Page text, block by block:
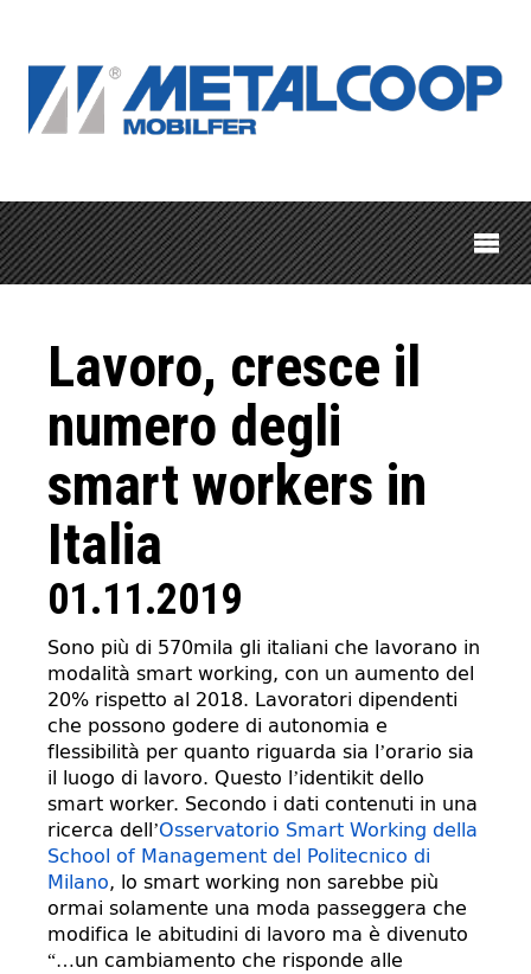
Lavoro, cresce il
numero degli
smart workers in
Italia
01.11.2019
Sono più di 570mila gli italiani che lavorano in
modalità smart working, con un aumento del
20% rispetto al 2018. Lavoratori dipendenti
che possono godere di autonomia e
flessibilità per quanto riguarda sia l’orario sia
il luogo di lavoro. Questo l’identikit dello
smart worker. Secondo i dati contenuti in una
ricerca dell’Osservatorio Smart Working della
School of Management del Politecnico di
Milano, lo smart working non sarebbe più
ormai solamente una moda passeggera che
modifica le abitudini di lavoro ma è divenuto
“…un cambiamento che risponde alle